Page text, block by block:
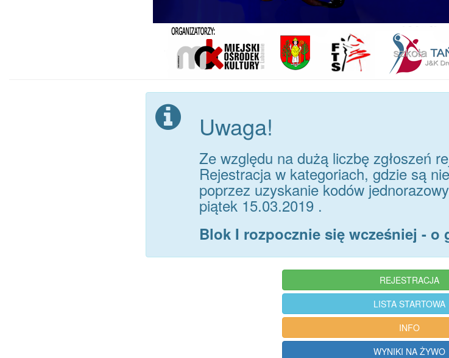
Uwaga!
Ze względu na dużą liczbę zgłoszeń
Rejestracja w kategoriach, gdzie są
poprzez uzyskanie kodów
piątek 15.03.2019 .
Blok I rozpocznie się wcześniej - o
REJESTRACJA
LISTA STARTOWA
INFO
WYNIKI NA ŻYWO